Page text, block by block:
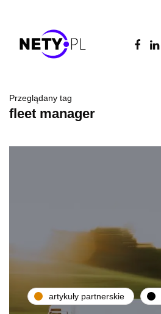
Przeglądany tag
fleet manager
artykuły partnerskie